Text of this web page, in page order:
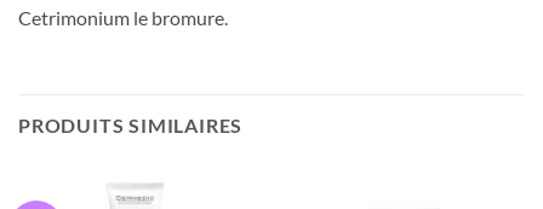
Cetrimonium le bromure.
PRODUITS SIMILAIRES